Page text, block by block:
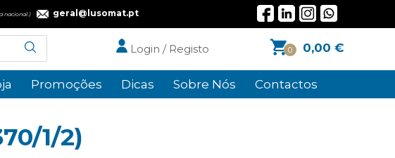
nacional.) geral@lusomat.pt
0 0,00 €
Login / Registo
Promoções Dicas Sobre Nós Contactos
1/2)